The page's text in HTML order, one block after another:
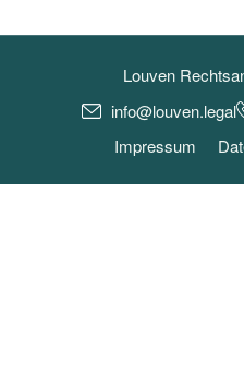
Louven
info@louven.legal
Impressum